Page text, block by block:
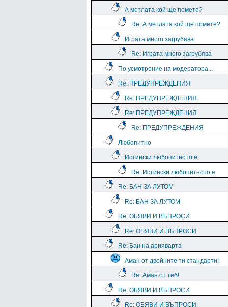
А метлата кой ще помете?
Re: А метлата кой ще помете?
Играта много загрубява
Re: Играта много загрубява
По усмотрение на модератора...
Re: ПРЕДУПРЕЖДЕНИЯ
Re: ПРЕДУПРЕЖДЕНИЯ
Re: ПРЕДУПРЕЖДЕНИЯ
Re: ПРЕДУПРЕЖДЕНИЯ
Любопитно
Истински любопитното е
Re: Истински любопитното е
Re: БАН ЗА ЛУТОМ
Re: БАН ЗА ЛУТОМ
Re: ОБЯВИ И ВЪПРОСИ
Re: ОБЯВИ И ВЪПРОСИ
Re: Бан на арияварта
Аман от двойните ти стандарти!
Re: Аман от теб!
Re: ОБЯВИ И ВЪПРОСИ
Re: ОБЯВИ И ВЪПРОСИ